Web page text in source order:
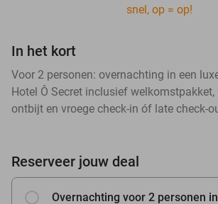
snel, op = op!
In het kort
Voor 2 personen: overnachting in een
Hotel Ô Secret inclusief
ontbijt en vroege check-in óf late check-
Reserveer jouw deal
Overnachting voor 2 personen